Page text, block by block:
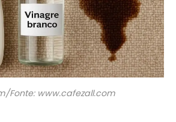
Fonte: www.cafezall.com